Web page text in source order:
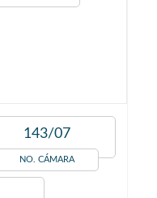
143/07
NO. CÁMARA